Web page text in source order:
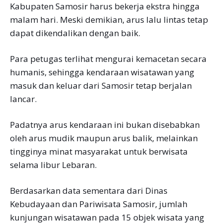
Kabupaten Samosir harus bekerja ekstra hingga
malam hari. Meski demikian, arus lalu lintas tetap
dapat dikendalikan dengan baik.
Para petugas terlihat mengurai kemacetan secara
humanis, sehingga kendaraan wisatawan yang
masuk dan keluar dari Samosir tetap berjalan
lancar.
Padatnya arus kendaraan ini bukan disebabkan
oleh arus mudik maupun arus balik, melainkan
tingginya minat masyarakat untuk berwisata
selama libur Lebaran.
Berdasarkan data sementara dari Dinas
Kebudayaan dan Pariwisata Samosir, jumlah
kunjungan wisatawan pada 15 objek wisata yang